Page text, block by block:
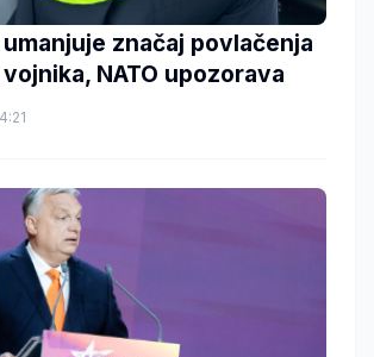
značaj povlačenja
NATO upozorava